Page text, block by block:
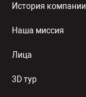
История компании
Наша миссия
Лица
3D тур